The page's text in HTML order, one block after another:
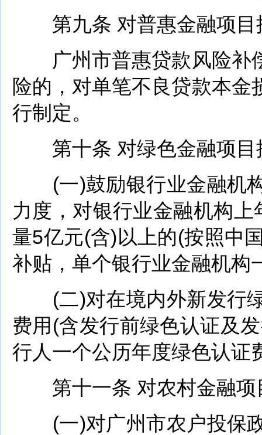
第九条 对普惠金融项目
广州市普惠贷款风险补偿
险的，对单笔不良贷款本
行制定。
第十条 对绿色金融项目
(一)鼓励银行业金融机构
力度，对银行业金融机构
量5亿元(含)以上的(按照中
补贴，单个银行业金融机构
(二)对在境内外新发行绿
费用(含发行前绿色认证及
行人一个公历年度绿色认证
第十一条 对农村金融项
(一)对广州市农户投保政